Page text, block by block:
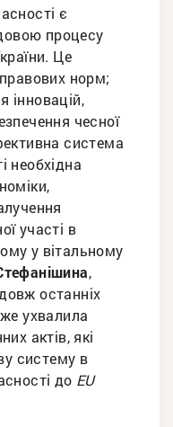
є
процесу
Це
норм;
інновацій,
чесної
система
необхідна
участі в
у вітальному
,
останніх
ухвалила
актів, які
систему в
до EU